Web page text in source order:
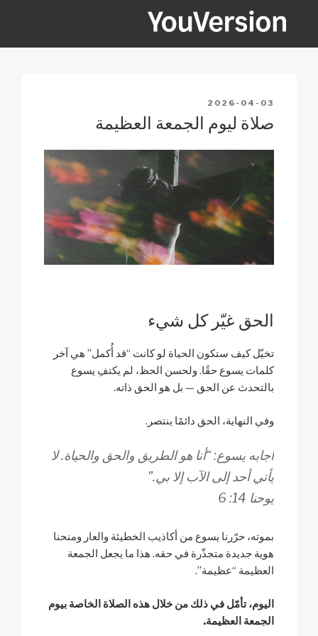
YOUVERSION
POSTED
2026-04-03
صلاة ليوم الجمعة العظيمة
الحق غيّر كل شيء
تخيّل كيف ستكون الحياة لو كانت “قد أُكمل” هي آخر
كلمات يسوع حقًا. ولحسن الحظ، لم يكتفِ يسوع
بالتحدث عن الحق — بل هو الحق ذاته.
وفي النهاية، الحق دائمًا ينتصر.
أجابه يسوع: “أنا هو الطريق والحق والحياة. لا
يأتي أحد إلى الآب إلا بي.”
يوحنا 14: 6
بموته، حرّرنا يسوع من أكاذيب الخطيئة والعار ومنحنا
هوية جديدة متجذّرة في حقه. هذا ما يجعل الجمعة
العظيمة “عظيمة”.
اليوم، تأمّل في ذلك من خلال هذه الصلاة الخاصة بيوم
الجمعة العظيمة.